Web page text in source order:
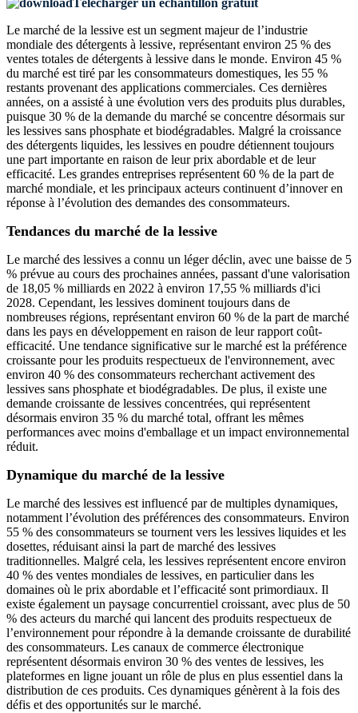
Télécharger un échantillon gratuit
Le marché de la lessive est un segment majeur de l’industrie
mondiale des détergents à lessive, représentant environ 25 % des
ventes totales de détergents à lessive dans le monde. Environ 45 %
du marché est tiré par les consommateurs domestiques, les 55 %
restants provenant des applications commerciales. Ces dernières
années, on a assisté à une évolution vers des produits plus durables,
puisque 30 % de la demande du marché se concentre désormais sur
les lessives sans phosphate et biodégradables. Malgré la croissance
des détergents liquides, les lessives en poudre détiennent toujours
une part importante en raison de leur prix abordable et de leur
efficacité. Les grandes entreprises représentent 60 % de la part de
marché mondiale, et les principaux acteurs continuent d’innover en
réponse à l’évolution des demandes des consommateurs.
Tendances du marché de la lessive
Le marché des lessives a connu un léger déclin, avec une baisse de 5
% prévue au cours des prochaines années, passant d'une valorisation
de 18,05 % milliards en 2022 à environ 17,55 % milliards d'ici
2028. Cependant, les lessives dominent toujours dans de
nombreuses régions, représentant environ 60 % de la part de marché
dans les pays en développement en raison de leur rapport coût-
efficacité. Une tendance significative sur le marché est la préférence
croissante pour les produits respectueux de l'environnement, avec
environ 40 % des consommateurs recherchant activement des
lessives sans phosphate et biodégradables. De plus, il existe une
demande croissante de lessives concentrées, qui représentent
désormais environ 35 % du marché total, offrant les mêmes
performances avec moins d'emballage et un impact environnemental
réduit.
Dynamique du marché de la lessive
Le marché des lessives est influencé par de multiples dynamiques,
notamment l’évolution des préférences des consommateurs. Environ
55 % des consommateurs se tournent vers les lessives liquides et les
dosettes, réduisant ainsi la part de marché des lessives
traditionnelles. Malgré cela, les lessives représentent encore environ
40 % des ventes mondiales de lessives, en particulier dans les
domaines où le prix abordable et l’efficacité sont primordiaux. Il
existe également un paysage concurrentiel croissant, avec plus de 50
% des acteurs du marché qui lancent des produits respectueux de
l’environnement pour répondre à la demande croissante de durabilité
des consommateurs. Les canaux de commerce électronique
représentent désormais environ 30 % des ventes de lessives, les
plateformes en ligne jouant un rôle de plus en plus essentiel dans la
distribution de ces produits. Ces dynamiques génèrent à la fois des
défis et des opportunités sur le marché.